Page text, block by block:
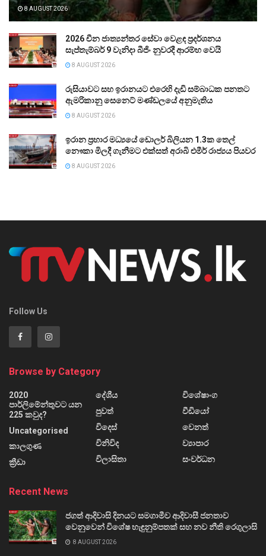
8 AUGUST 2026
2026 චීන ජාත්‍යන්තර සේවා වෙළඳ ප්‍රදර්ශනය
සැප්තැම්බර් 9 වැනිදා බීජිං නුවරදී ආරම්භ වෙයි
8 AUGUST 2026
රුසියාවට සහ ඉරානයට එරෙහි දැඩි සම්බාධක පනතට
ඇමරිකානු සෙනෙට් මණ්ඩලයේ අනුමැතිය
8 AUGUST 2026
ඉරාන ප්‍රහාර මධ්‍යයේ ඩොලර් බිලියන 1.3ක තෙල්
නෞකා මිලදී ගැනීමට එක්සත් අරාබි එමීර් රාජ්‍යය පියවර
8 AUGUST 2026
Follow Us
Browse by Category
2020
පාර්ලිමේන්තුවට යන
225 කවුද?
Uncategorised
කාලගුණ
ක්‍රීඩා
දේශීය
පුවත්
විදෙස්
විනිවිද
විලාසිතා
විශේෂාංග
වීඩියෝ
වෙනත්
ව්‍යාපාර
සංවර්ධන
Recent News
ජගත් ආදිවාසි දිනයට සමගාමීව ආදිවාසී ජනතාව
වෙනුවෙන් විශේෂ හැඳුනුම්පතක් සහ නව නීති රෙගුලාසි
8 AUGUST 2026